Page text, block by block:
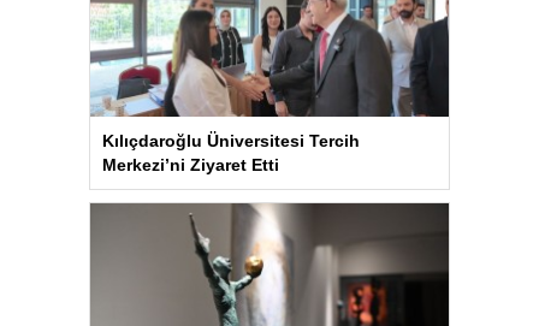
Kılıçdaroğlu Üniversitesi Tercih
Merkezi’ni Ziyaret Etti